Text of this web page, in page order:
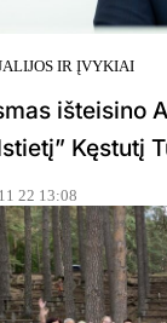
IR ĮVYKIAI
išteisino
Kęstutį
22 13:08